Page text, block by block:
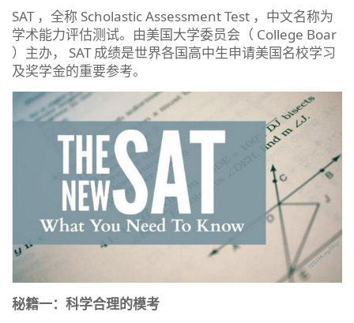
SAT ，全称 Scholastic Assessment Test ，中文名称为
学术能力评估测试。由美国大学委员会（ College Boar
）主办， SAT 成绩是世界各国高中生申请美国名校学习
及奖学金的重要参考。
秘籍一：科学合理的模考